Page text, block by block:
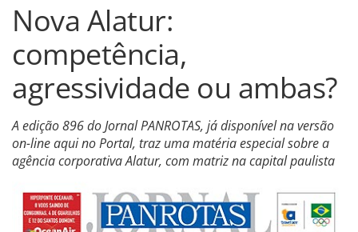
Nova Alatur:
competência,
agressividade ou ambas?
A edição 896 do Jornal PANROTAS, já disponível na versão
on-line aqui no Portal, traz uma matéria especial sobre a
agência corporativa Alatur, com matriz na capital paulista